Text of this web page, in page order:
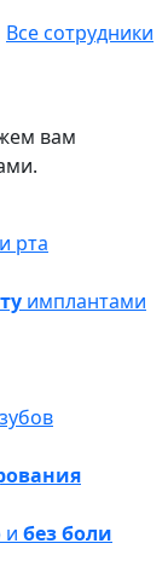
Все сотрудники
вам
рта
имплантами
и без боли